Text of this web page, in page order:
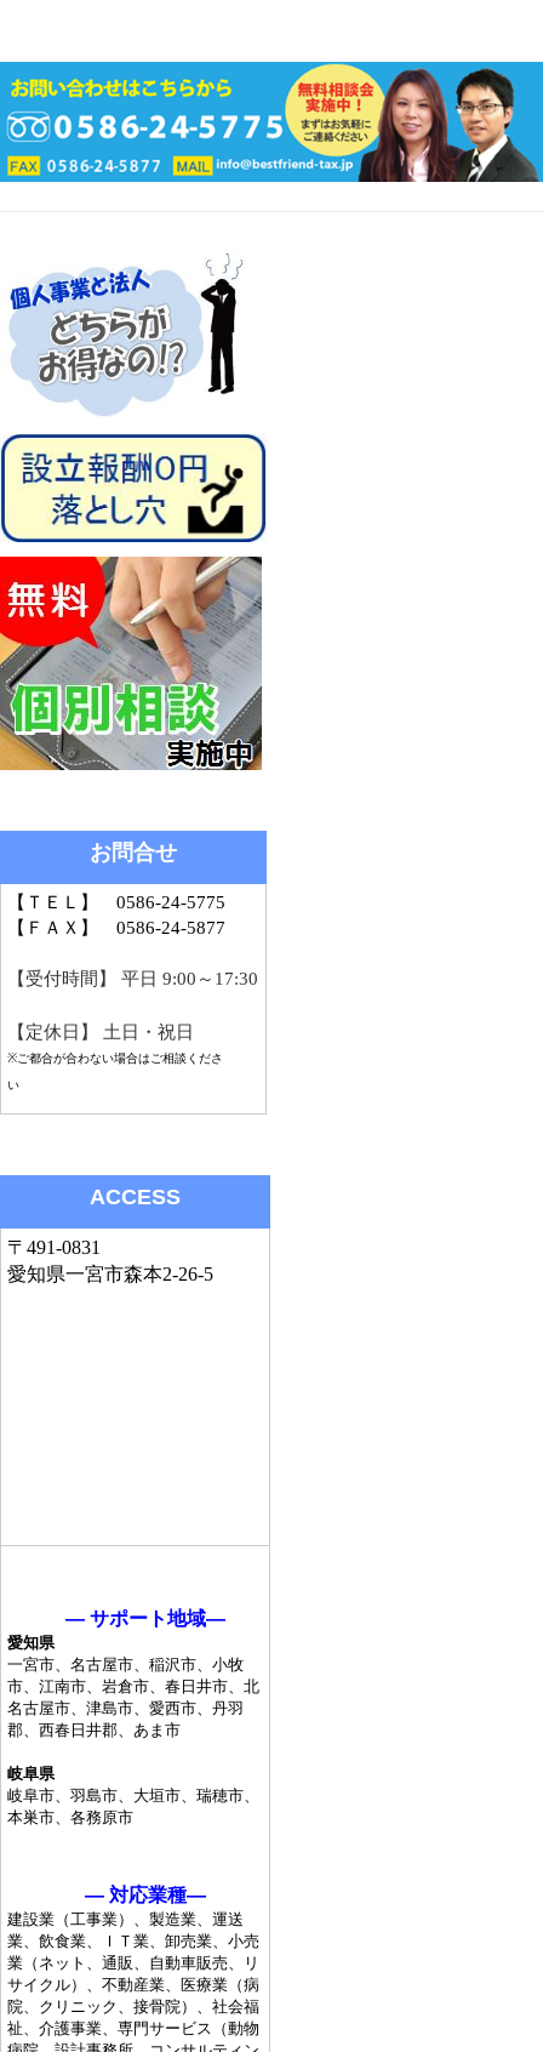
お問合せ
【ＴＥＬ】 0586-24-5775
【ＦＡＸ】 0586-24-5877
【受付時間】 平日 9:00～17:30
【定休日】 土日・祝日
※ご都合が合わない場合はご相談くださ
い
ACCESS
〒491-0831
愛知県一宮市森本2-26-5
― サポート地域―
愛知県
一宮市、名古屋市、稲沢市、小牧
市、江南市、岩倉市、春日井市、北
名古屋市、津島市、愛西市、丹羽
郡、西春日井郡、あま市
岐阜県
岐阜市、羽島市、大垣市、瑞穂市、
本巣市、各務原市
― 対応業種―
建設業（工事業）、製造業、運送
業、飲食業、ＩＴ業、卸売業、小売
業（ネット、通販、自動車販売、リ
サイクル）、不動産業、医療業（病
院、クリニック、接骨院）、社会福
祉、介護事業、専門サービス（動物